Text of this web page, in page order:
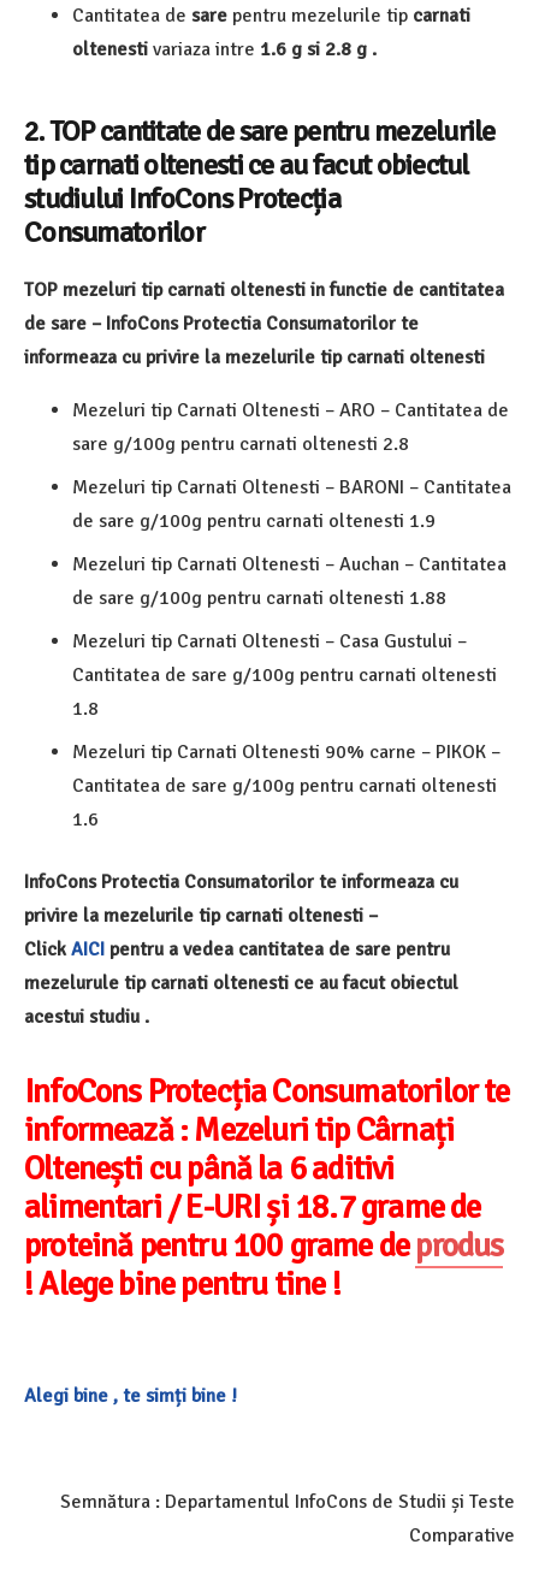
Cantitatea de sare pentru mezelurile tip carnati
oltenesti variaza intre 1.6 g si 2.8 g .
2.TOP cantitate de sare pentru mezelurile
tip carnati oltenestice au facut obiectul
studiului InfoCons Protecția
Consumatorilor
TOP mezeluri tip carnati oltenesti in functie de cantitatea
de sare – InfoCons Protectia Consumatorilor te
informeaza cu privire la mezelurile tip carnati oltenesti
Mezeluri tip Carnati Oltenesti – ARO – Cantitatea de
sare g/100g pentru carnati oltenesti 2.8
Mezeluri tip Carnati Oltenesti – BARONI – Cantitatea
de sare g/100g pentru carnati oltenesti 1.9
Mezeluri tip Carnati Oltenesti – Auchan – Cantitatea
de sare g/100g pentru carnati oltenesti 1.88
Mezeluri tip Carnati Oltenesti – Casa Gustului –
Cantitatea de sare g/100g pentru carnati oltenesti
1.8
Mezeluri tip Carnati Oltenesti 90% carne – PIKOK –
Cantitatea de sare g/100g pentru carnati oltenesti
1.6
InfoCons Protectia Consumatorilor te informeaza cu
privire la mezelurile tip carnati oltenesti –
Click AICI pentru a vedea cantitatea de sare pentru
mezelurule tip carnati oltenesti ce au facut obiectul
acestui studiu .
InfoCons Protecția Consumatorilor te
informează : Mezeluri tip Cârnați
Oltenești cu până la 6 aditivi
alimentari / E-URI și 18.7 grame de
proteină pentru 100 grame deprodus
! Alege bine pentru tine !
Alegi bine , te simți bine !
Semnătura : Departamentul InfoCons de Studii și Teste
Comparative